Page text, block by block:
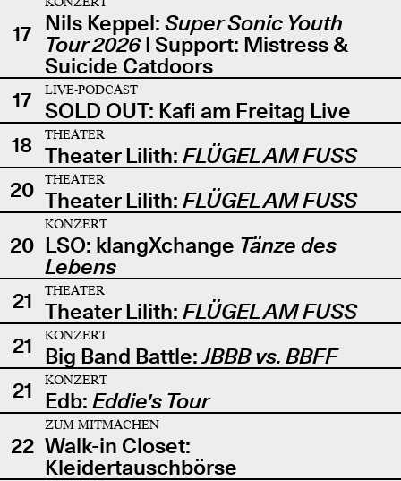
17 Nils Keppel: Super Sonic Youth
Tour 2026| Support: Mistress &
Suicide Catdoors
17
LIVE-PODCAST
SOLD OUT: Kafi am Freitag Live
18
THEATER
Theater Lilith: FLÜGEL AM FUSS
20
THEATER
Theater Lilith: FLÜGEL AM FUSS
20
KONZERT
LSO: klangXchange Tänze des
Lebens
21
THEATER
Theater Lilith: FLÜGEL AM FUSS
21
KONZERT
Big Band Battle:JBBB vs. BBFF
21
KONZERT
Edb: Eddie's Tour
22
ZUM MITMACHEN
Walk-in Closet:
Kleidertauschbörse